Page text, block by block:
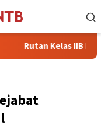
IIB Raba Bima